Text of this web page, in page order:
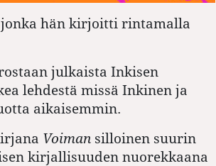
hän kirjoitti rintamalla
julkaista Inkisen
lehdestä missä Inkinen ja
aikaisemmin.
Voiman silloinen suurin
kirjallisuuden nuorekkaana